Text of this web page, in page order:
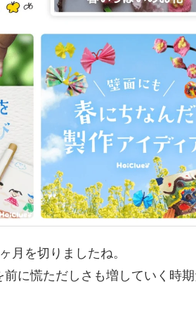
月を切りましたね。
に慌ただしさも増していく時